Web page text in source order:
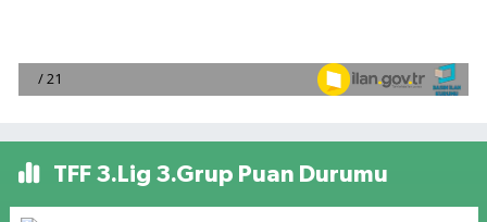
TFF 3.Lig 3.Grup Puan Durumu